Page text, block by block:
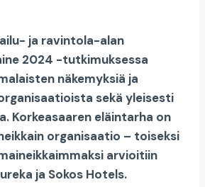
ja ravintola-alan
2024 -tutkimuksessa
näkemyksiä ja
sekä yleisesti
Korkeasaaren eläintarha on
organisaatio – toiseksi
arvioitiin
ja Sokos Hotels.